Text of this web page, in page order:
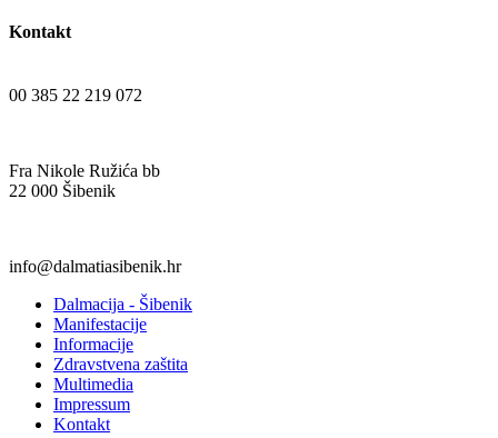
Kontakt
00 385 22 219 072
Fra Nikole Ružića bb
22 000 Šibenik
info@dalmatiasibenik.hr
Dalmacija - Šibenik
Manifestacije
Informacije
Zdravstvena zaštita
Multimedia
Impressum
Kontakt